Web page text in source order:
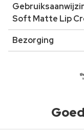
Soft Matte Lip
Bezorging